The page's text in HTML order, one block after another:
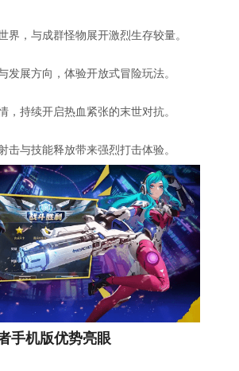
界，与成群怪物展开激烈生存较量。
发展方向，体验开放式冒险玩法。
，持续开启热血紧张的末世对抗。
击与技能释放带来强烈打击体验。
手机版优势亮眼